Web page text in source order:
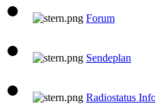
Forum
Sendeplan
Radiostatus